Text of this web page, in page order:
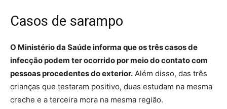
Casos de sarampo
O Ministério da Saúde informa que os três casos de
infecção podem ter ocorrido por meio do contato com
pessoas procedentes do exterior. Além disso, das três
crianças que testaram positivo, duas estudam na mesma
creche e a terceira mora na mesma região.